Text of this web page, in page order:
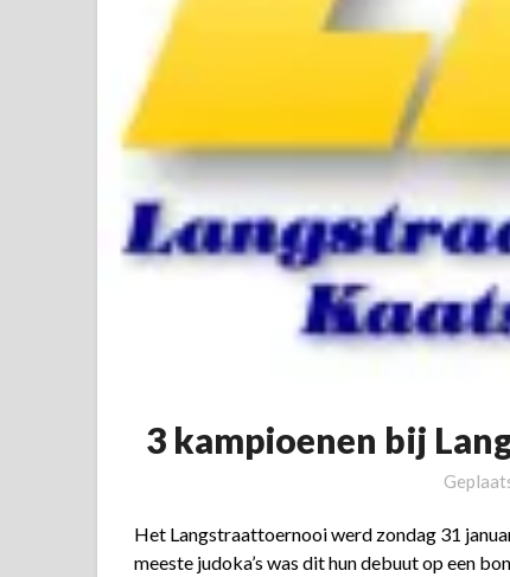
3 kampioenen bij
Het Langstraattoernooi werd zondag 31
meeste judoka’s was dit hun debuut op een